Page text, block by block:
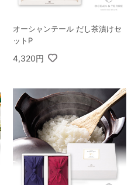
オーシャンテール だし茶漬けセ
ットP
4,320円